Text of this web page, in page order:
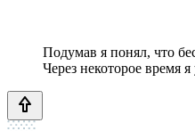
Подумав я понял, что
Через некоторое время